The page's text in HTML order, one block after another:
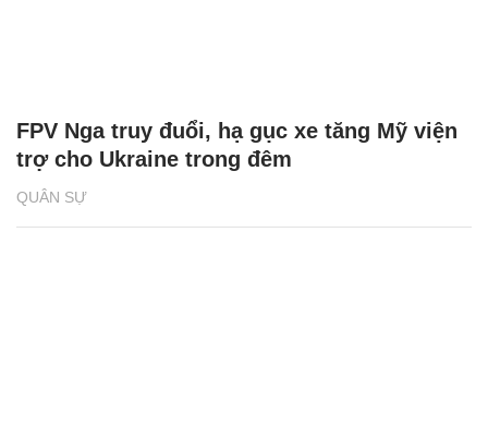
QUÂN SỰ
FPV Nga truy đuổi, hạ gục xe tăng Mỹ viện
trợ cho Ukraine trong đêm